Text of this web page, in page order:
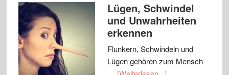
Lügen, Schwindel
und Unwahrheiten
erkennen
Flunkern, Schwindeln und
Lügen gehören zum Mensch